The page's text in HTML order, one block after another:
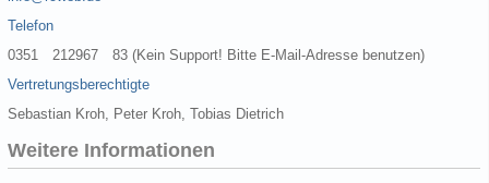
Telefon
0351 212967 83 (Kein Support! Bitte E-Mail-Adresse benutzen)
Vertretungsberechtigte
Sebastian Kroh, Peter Kroh, Tobias Dietrich
Weitere Informationen